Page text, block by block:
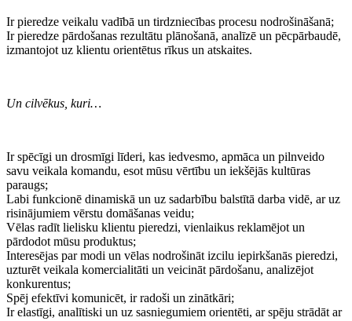
Ir pieredze veikalu vadībā un tirdzniecības procesu nodrošināšanā;
Ir pieredze pārdošanas rezultātu plānošanā, analīzē un pēcpārbaudē,
izmantojot uz klientu orientētus rīkus un atskaites.
Un cilvēkus, kuri…​
Ir spēcīgi un drosmīgi līderi, kas iedvesmo, apmāca un pilnveido
savu veikala komandu, esot mūsu vērtību un iekšējās kultūras
paraugs;
Labi funkcionē dinamiskā un uz sadarbību balstītā darba vidē, ar uz
risinājumiem vērstu domāšanas veidu;
Vēlas radīt lielisku klientu pieredzi, vienlaikus reklamējot un
pārdodot mūsu produktus;
Interesējas par modi un vēlas nodrošināt izcilu iepirkšanās pieredzi,
uzturēt veikala komercialitāti un veicināt pārdošanu, analizējot
konkurentus;
Spēj efektīvi komunicēt, ir radoši un zinātkāri;
Ir elastīgi, analītiski un uz sasniegumiem orientēti, ar spēju strādāt ar